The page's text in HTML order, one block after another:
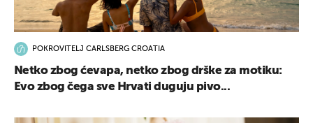
POKROVITELJ CARLSBERG CROATIA
Netko zbog ćevapa, netko zbog drške za motiku:
Evo zbog čega sve Hrvati duguju pivo...